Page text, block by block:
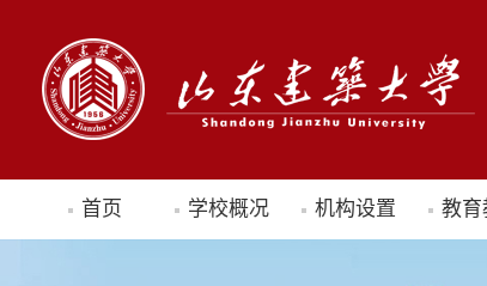
首页 学校概况 机构设置 教育